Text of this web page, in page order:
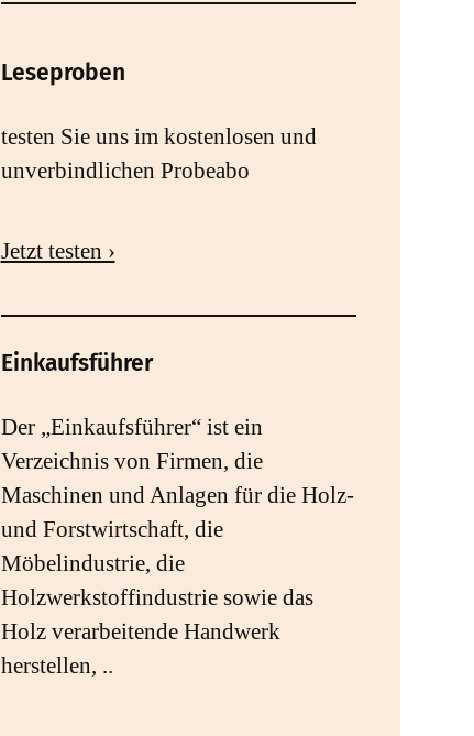
Leseproben
testen Sie uns im kostenlosen und
unverbindlichen Probeabo
Jetzt testen ›
Einkaufsführer
Der „Einkaufsführer“ ist ein
Verzeichnis von Firmen, die
Maschinen und Anlagen für die Holz-
und Forstwirtschaft, die
Möbelindustrie, die
Holzwerkstoffindustrie sowie das
Holz verarbeitende Handwerk
herstellen, ..